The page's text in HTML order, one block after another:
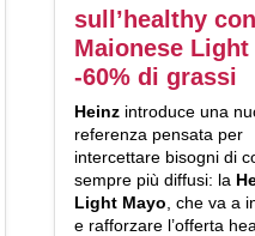
sull’healthy
Maionese Light
-60% di grassi
Heinz introduce una
referenza pensata per
intercettare bisogni di
sempre più diffusi: la
Light Mayo , che va a
e rafforzare l’offerta